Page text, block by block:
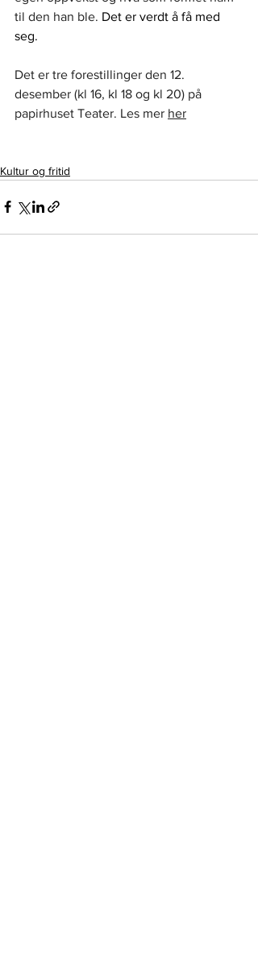
til den han ble. Det er verdt å få med
seg.
Det er tre forestillinger den 12.
desember (kl 16, kl 18 og kl 20) på
papirhuset Teater. Les mer her
Kultur og fritid